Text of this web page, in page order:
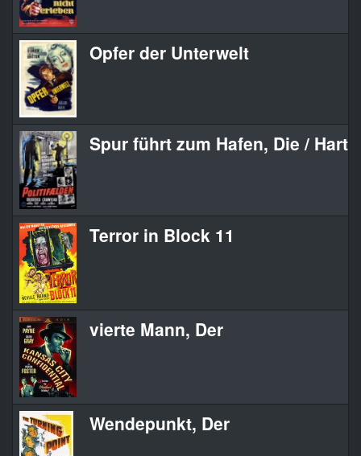
Opfer der Unterwelt
Spur führt zum Hafen, Die /
Terror in Block 11
vierte Mann, Der
Wendepunkt, Der